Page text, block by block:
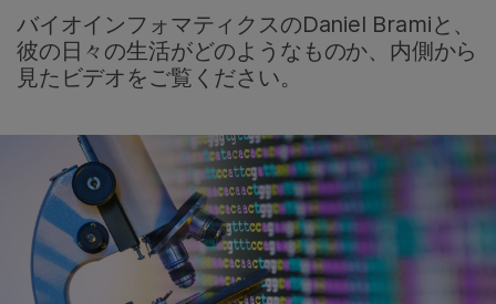
バイオインフォマティクスのDaniel Bramiと、
彼の日々の生活がどのようなものか、内側から
見たビデオをご覧ください。